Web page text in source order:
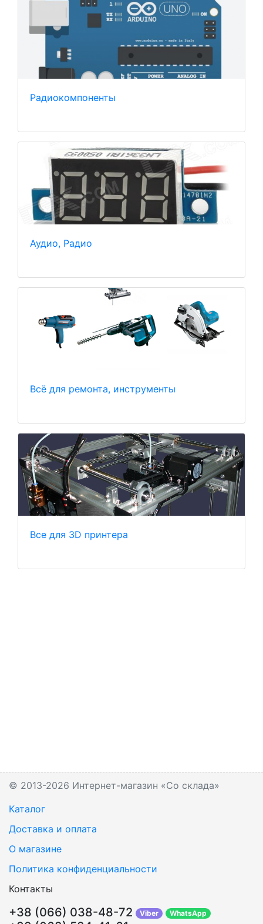
Радиокомпоненты
Аудио, Радио
Всё для ремонта, инструменты
Все для 3D принтера
© 2013-2026 Интернет-магазин «Со склада»
Каталог
Доставка и оплата
О магазине
Политика конфиденциальности
Контакты
+38 (066) 038-48-72 Viber WhatsApp